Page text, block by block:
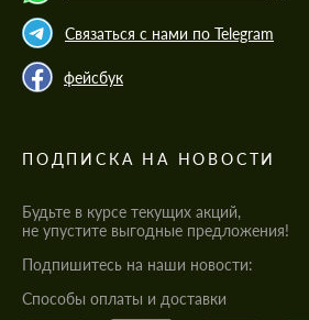
Связаться с нами по Telegram
фейсбук
ПОДПИСКА НА НОВОСТИ
Будьте в курсе текущих акций,
не упустите выгодные предложения!
Подпишитесь на наши новости:
Cпособы оплаты и доставки